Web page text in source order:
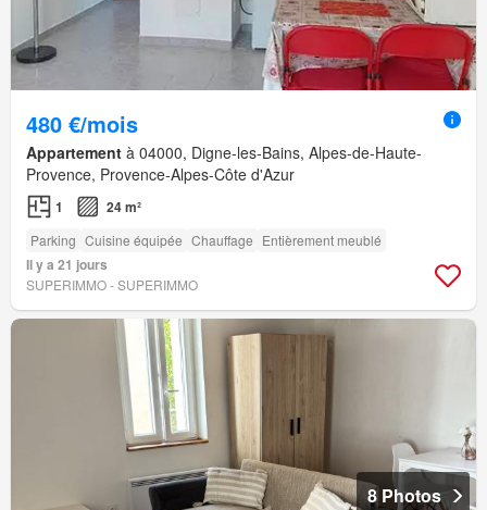
480 €/mois
Appartement à 04000, Digne-les-Bains, Alpes-de-Haute-
Provence, Provence-Alpes-Côte d'Azur
1 24 m²
Parking Cuisine équipée Chauffage Entièrement meublé
Il y a 21 jours
SUPERIMMO - SUPERIMMO
8 Photos